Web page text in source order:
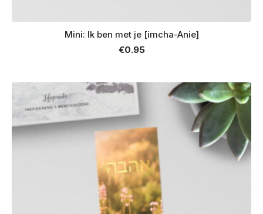
Mini: Ik ben met je [imcha-Anie]
€0.95